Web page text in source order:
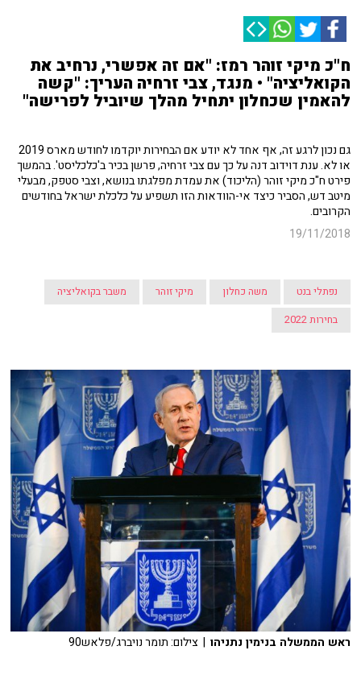
ח"כ מיקי זוהר רמז: "אם זה אפשרי, נרחיב את
הקואליציה" • מנגד, צבי זרחיה העריך: "קשה
להאמין שכחלון יתחיל מהלך שיוביל לפרישה"
גם נכון לרגע זה, אף אחד לא יודע אם הבחירות יוקדמו לחודש מארס 2019
או לא. ענת דוידוב דנה על כך עם צבי זרחיה, פרשן בכיר ב'כלכליסט'. בהמשך
פירט ח"כ מיקי זוהר (הליכוד) את עמדת מפלגתו בנושא, וצבי סטפק, מבעלי
מיטב דש, הסביר כיצד אי-הוודאות הזו תשפיע על כלכלת ישראל בחודשים
הקרובים.
19/11/2018
נפתלי בנט משה כחלון מיקי זוהר
משבר בקואליציה
בחירות 2022
ראש הממשלה בנימין נתניהו | צילום: תומר נויברג/פלאש90